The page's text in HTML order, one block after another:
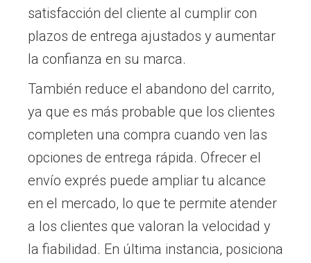
satisfacción del cliente al cumplir con
plazos de entrega ajustados y aumentar
la confianza en su marca.
También reduce el abandono del carrito,
ya que es más probable que los clientes
completen una compra cuando ven las
opciones de entrega rápida. Ofrecer el
envío exprés puede ampliar tu alcance
en el mercado, lo que te permite atender
a los clientes que valoran la velocidad y
la fiabilidad. En última instancia, posiciona